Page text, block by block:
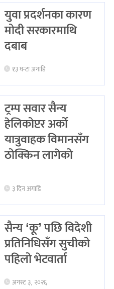
युवा प्रदर्शनका कारण
मोदी सरकारमाथि
दबाब
१३ घन्टा अगाडि
ट्रम्प सवार सैन्य
हेलिकोप्टर अर्को
यात्रुवाहक विमानसँग
ठोक्किन लागेको
३ दिन अगाडि
सैन्य ‘कू’ पछि विदेशी
प्रतिनिधिसँग सुचीको
पहिलो भेटवार्ता
अगस्ट ३, २०२६